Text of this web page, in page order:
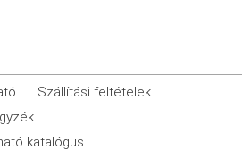
Szállítási feltételek
katalógus